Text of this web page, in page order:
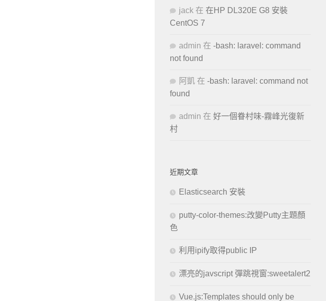
jack 在 在HP DL320E G8 安裝
CentOS 7
admin 在 -bash: laravel: command
not found
阿凱 在 -bash: laravel: command not
found
admin 在 好一個眷村味-霧峰光復新
村
近期文章
Elasticsearch 安裝
putty-color-themes:改變Putty主題顏
色
利用ipify取得public IP
漂亮的javscript 彈跳視窗:sweetalert2
Vue.js:Templates should only be